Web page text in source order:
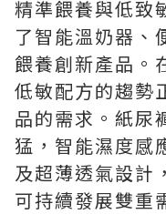
精準餵養與低致
了智能溫奶器、
餵養創新產品。
低敏配方的趨勢
品的需求。紙尿
猛，智能濕度感
及超薄透氣設計
可持續發展雙重